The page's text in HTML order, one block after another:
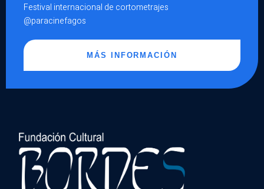
Festival internacional de cortometrajes
@paracinefagos
MÁS INFORMACIÓN